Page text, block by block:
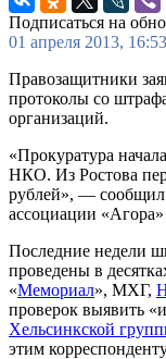
Подписаться на
01 апреля 2013, 16:53
Правозащитники
протоколы со
организаций.
«Прокуратура
НКО. Из Ростова
рублей», — сообщил
ассоциации
Последние недели
проведены в
«Мемориал», МХГ,
проверок выявить
Хельсинкской
этим